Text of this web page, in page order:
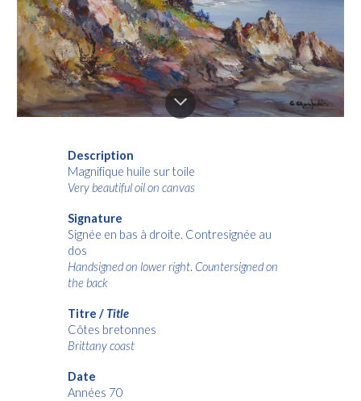
Description
Magnifique huile sur toile
Very beautiful oil on canvas
Signature
Signée en bas à droite. Contresignée au
dos
Handsigned on lower right. Countersigned on
the back
Titre / Title
Côtes bretonnes
Brittany coast
Date
Années 70